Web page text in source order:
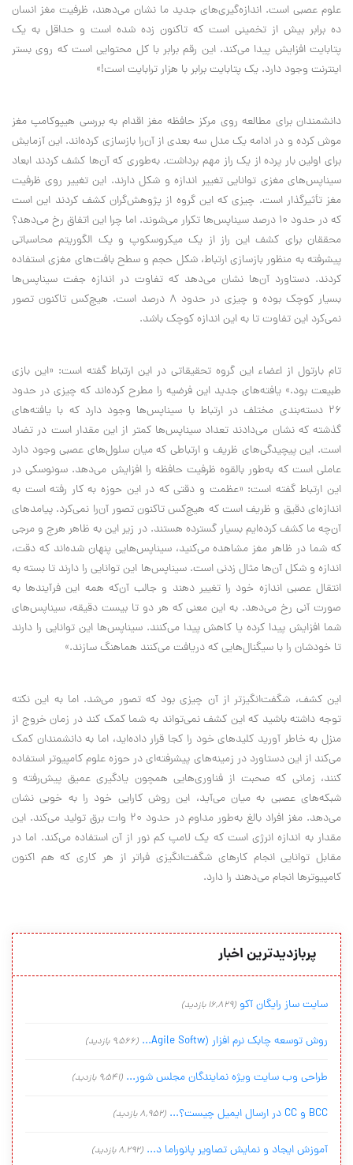
علوم عصبی است. اندازه‌گیری‌های جدید ما نشان می‌دهند، ظرفیت مغز انسان
ده برابر بیش از تخمینی است که تاکنون زده شده است و حداقل به یک
پتابایت افزایش پیدا می‌کند. این رقم برابر با کل محتوایی است که روی بستر
اینترنت وجود دارد. یک پتابایت برابر با هزار ترابایت است!»
دانشمندان برای مطالعه روی مرکز حافظه مغز اقدام به بررسی هیپوکامپ مغز
موش کرده و در ادامه یک مدل سه بعدی از آن‌را بازسازی کرده‌اند. این آزمایش
برای اولین بار پرده از یک راز مهم برداشت. به‌طوری که آن‌ها کشف کردند ابعاد
سیناپس‌های مغزی توانایی تغییر اندازه و شکل دارند. این تغییر روی ظرفیت
مغز تأثیرگذار است. چیزی که این گروه از پژوهش‌گران کشف کردند این است
که در حدود 10 درصد سیناپس‌ها تکرار می‌شوند. اما چرا این اتفاق رخ می‌دهد؟
محققان برای کشف این راز از یک میکروسکوپ و یک الگوریتم محاسباتی
پیشرفته به منظور بازسازی ارتباط، شکل حجم و سطح بافت‌های مغزی استفاده
کردند. دستاورد آن‌ها نشان می‌دهد که تفاوت در اندازه‌ جفت سیناپس‌ها
بسیار کوچک بوده و چیزی در حدود 8 درصد است. هیچ‌کس تاکنون تصور
نمی‌کرد این تفاوت تا به این اندازه کوچک باشد.
تام بارتول از اعضاء این گروه تحقیقاتی در این ارتباط گفته است: «این بازی
طبیعت بود.» یافته‌های جدید این فرضیه را مطرح کرده‌اند که چیزی در حدود
26 دسته‌بندی مختلف در ارتباط با سیناپس‌ها وجود دارد که با یافته‌های
گذشته که نشان می‌دادند تعداد سیناپس‌ها کمتر از این مقدار است در تضاد
است. این پیچیدگی‌های ظریف و ارتباطی که میان سلول‌های عصبی وجود دارد
عاملی است که به‌طور بالقوه ظرفیت حافظه را افزایش می‌دهد. سونوسکی در
این ارتباط گفته است: «عظمت و دقتی که در این حوزه به کار رفته است به
اندازه‌ای دقیق و ظریف است که هیچ‌کس تاکنون تصور آن‌را نمی‌کرد. پیامدهای
آن‌چه ما کشف کرده‌ایم بسیار گسترده هستند. در زیر این به ظاهر هرج و مرجی
که شما در ظاهر مغز مشاهده می‌کنید، سیناپس‌هایی پنهان شده‌اند که دقت،
اندازه و شکل آن‌ها مثال زدنی است. سیناپس‌ها این توانایی را دارند تا بسته به
انتقال عصبی اندازه خود را تغییر دهند و جالب آن‌که همه این فرآیندها به
صورت آنی رخ می‌دهد. به این معنی که هر دو تا بیست دقیقه، سیناپس‌های
شما افزایش پیدا کرده یا کاهش پیدا می‌کنند. سیناپس‌ها این توانایی را دارند
تا خودشان را با سیگنال‌هایی که دریافت می‌کنند هماهنگ سازند.»
این کشف، شگفت‌انگیزتر از آن چیزی بود که تصور می‌شد. اما به این نکته
توجه داشته باشید که این کشف نمی‌تواند به شما کمک ‌کند در زمان خروج از
منزل به خاطر آورید کلیدهای خود را کجا قرار داده‌اید، اما به دانشمندان کمک
می‌کند از این دستاورد در زمینه‌های پیشرفته‌ای در حوزه علوم کامپیوتر استفاده
کنند، زمانی که صحبت از فناوری‌هایی همچون یادگیری عمیق پیش‌رفته و
شبکه‌های عصبی به میان می‌آید، این روش کارایی خود را به خوبی نشان
می‌دهد. مغز افراد بالغ به‌طور مداوم در حدود 20 وات برق تولید می‌کند. این
مقدار به اندازه انرژی است که یک لامپ کم نور از آن استفاده می‌کند. اما در
مقابل توانایی انجام کارهای شگفت‌انگیزی فراتر از هر کاری که هم اکنون
کامپیوترها انجام می‌دهند را دارد.
پربازدیدترین اخبار
سایت ساز رایگان آکو (16,829 بازدید)
روش توسعه چابک نرم افزار (Agile Softw... (9,566 بازدید)
طراحی وب سایت ویژه نمایندگان مجلس شور... (9,541 بازدید)
BCC و CC در ارسال ایمیل چیست؟... (8,952 بازدید)
آموزش ایجاد و نمایش تصاویر پانوراما د... (8,292 بازدید)